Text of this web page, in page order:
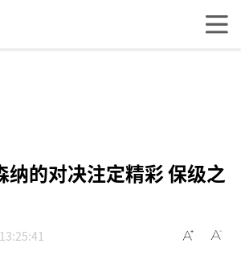
纳的对决注定精彩 保级之